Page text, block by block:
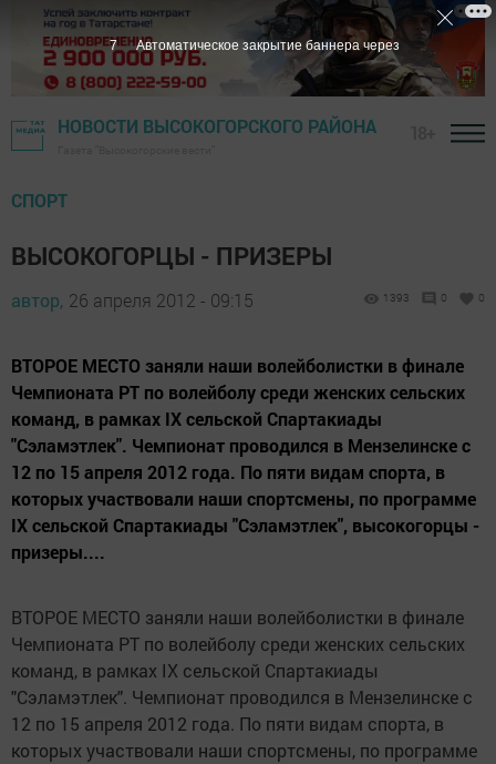
НОВОСТИ ВЫСОКОГОРСКОГО РАЙОНА
СПОРТ
ВЫСОКОГОРЦЫ - ПРИЗЕРЫ
автор, 26 апреля 2012 - 09:15 1393 0 0
ВТОРОЕ МЕСТО заняли наши волейболистки в финале
Чемпионата РТ по волейболу среди женских сельских
команд, в рамках IX сельской Спартакиады
"Сэламэтлек". Чемпионат проводился в Мензелинске с
12 по 15 апреля 2012 года. По пяти видам спорта, в
которых участвовали наши спортсмены, по программе
IX сельской Спартакиады "Сэламэтлек", высокогорцы -
призеры....
ВТОРОЕ МЕСТО заняли наши волейболистки в финале
Чемпионата РТ по волейболу среди женских сельских
команд, в рамках IX сельской Спартакиады
"Сэламэтлек". Чемпионат проводился в Мензелинске с
12 по 15 апреля 2012 года. По пяти видам спорта, в
которых участвовали наши спортсмены, по программе
6 Автоматическое закрытие баннера через